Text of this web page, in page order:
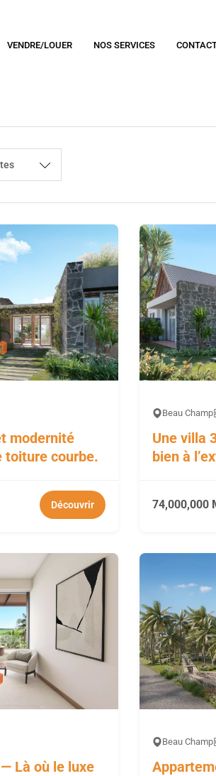
VENDRE/LOUER NOS SERVICES
modernité
toiture courbe.
Découvrir
Beau Champ
Une villa
bien à
74,000,000
Là où le luxe
Beau Champ